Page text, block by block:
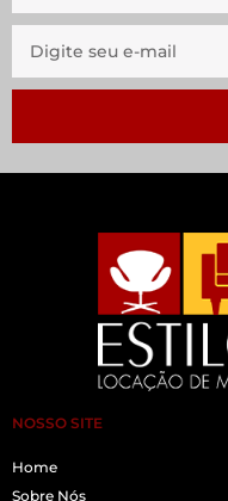
NOSSO SITE
Home
Sobre Nós